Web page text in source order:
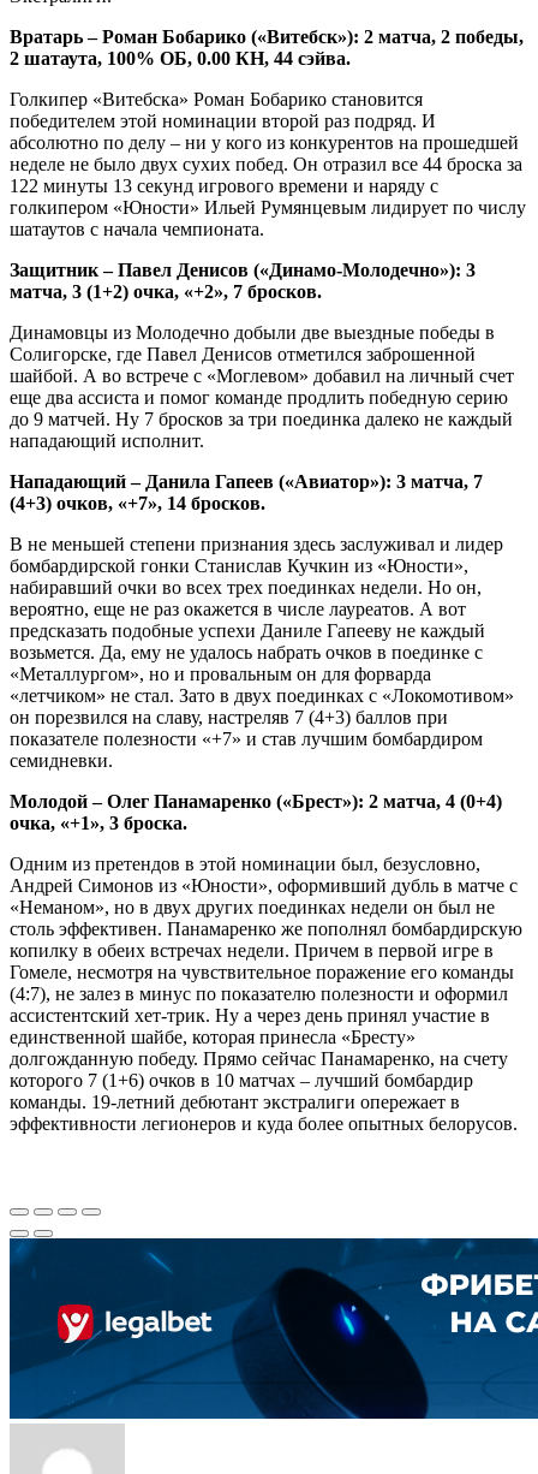
Вратарь – Роман Бобарико («Витебск»): 2 матча, 2 победы,
2 шатаута, 100% ОБ, 0.00 КН, 44 сэйва.
Голкипер «Витебска» Роман Бобарико становится
победителем этой номинации второй раз подряд. И
абсолютно по делу – ни у кого из конкурентов на прошедшей
неделе не было двух сухих побед. Он отразил все 44 броска за
122 минуты 13 секунд игрового времени и наряду с
голкипером «Юности» Ильей Румянцевым лидирует по числу
шатаутов с начала чемпионата.
Защитник – Павел Денисов («Динамо-Молодечно»): 3
матча, 3 (1+2) очка, «+2», 7 бросков.
Динамовцы из Молодечно добыли две выездные победы в
Солигорске, где Павел Денисов отметился заброшенной
шайбой. А во встрече с «Моглевом» добавил на личный счет
еще два ассиста и помог команде продлить победную серию
до 9 матчей. Ну 7 бросков за три поединка далеко не каждый
нападающий исполнит.
Нападающий – Данила Гапеев («Авиатор»): 3 матча, 7
(4+3) очков, «+7», 14 бросков.
В не меньшей степени признания здесь заслуживал и лидер
бомбардирской гонки Станислав Кучкин из «Юности»,
набиравший очки во всех трех поединках недели. Но он,
вероятно, еще не раз окажется в числе лауреатов. А вот
предсказать подобные успехи Даниле Гапееву не каждый
возьмется. Да, ему не удалось набрать очков в поединке с
«Металлургом», но и провальным он для форварда
«летчиком» не стал. Зато в двух поединках с «Локомотивом»
он порезвился на славу, настреляв 7 (4+3) баллов при
показателе полезности «+7» и став лучшим бомбардиром
семидневки.
Молодой – Олег Панамаренко («Брест»): 2 матча, 4 (0+4)
очка, «+1», 3 броска.
Одним из претендов в этой номинации был, безусловно,
Андрей Симонов из «Юности», оформивший дубль в матче с
«Неманом», но в двух других поединках недели он был не
столь эффективен. Панамаренко же пополнял бомбардирскую
копилку в обеих встречах недели. Причем в первой игре в
Гомеле, несмотря на чувствительное поражение его команды
(4:7), не залез в минус по показателю полезности и оформил
ассистентский хет-трик. Ну а через день принял участие в
единственной шайбе, которая принесла «Бресту»
долгожданную победу. Прямо сейчас Панамаренко, на счету
которого 7 (1+6) очков в 10 матчах – лучший бомбардир
команды. 19-летний дебютант экстралиги опережает в
эффективности легионеров и куда более опытных белорусов.